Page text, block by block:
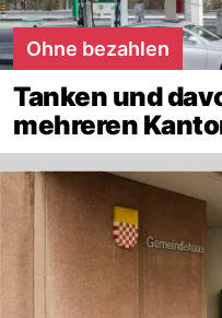
Ohne bezahlen
Tanken und
mehreren